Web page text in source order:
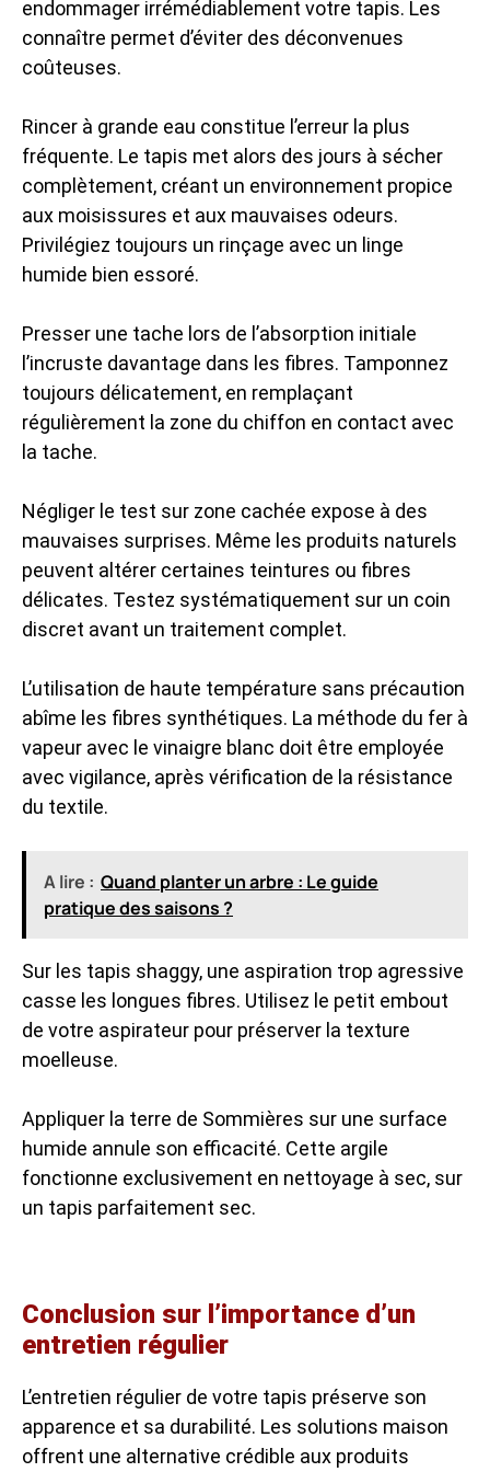
endommager irrémédiablement votre tapis. Les
connaître permet d’éviter des déconvenues
coûteuses.
Rincer à grande eau constitue l’erreur la plus
fréquente. Le tapis met alors des jours à sécher
complètement, créant un environnement propice
aux moisissures et aux mauvaises odeurs.
Privilégiez toujours un rinçage avec un linge
humide bien essoré.
Presser une tache lors de l’absorption initiale
l’incruste davantage dans les fibres. Tamponnez
toujours délicatement, en remplaçant
régulièrement la zone du chiffon en contact avec
la tache.
Négliger le test sur zone cachée expose à des
mauvaises surprises. Même les produits naturels
peuvent altérer certaines teintures ou fibres
délicates. Testez systématiquement sur un coin
discret avant un traitement complet.
L’utilisation de haute température sans précaution
abîme les fibres synthétiques. La méthode du fer à
vapeur avec le vinaigre blanc doit être employée
avec vigilance, après vérification de la résistance
du textile.
A lire : Quand planter un arbre : Le guide
pratique des saisons ?
Sur les tapis shaggy, une aspiration trop agressive
casse les longues fibres. Utilisez le petit embout
de votre aspirateur pour préserver la texture
moelleuse.
Appliquer la terre de Sommières sur une surface
humide annule son efficacité. Cette argile
fonctionne exclusivement en nettoyage à sec, sur
un tapis parfaitement sec.
Conclusion sur l’importance d’un
entretien régulier
L’entretien régulier de votre tapis préserve son
apparence et sa durabilité. Les solutions maison
offrent une alternative crédible aux produits